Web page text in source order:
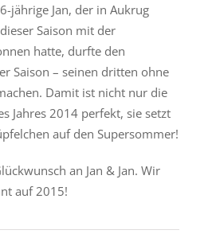
jährige Jan, der in Aukrug
Saison mit der
hatte, durfte den
Saison – seinen dritten ohne
Damit ist nicht nur die
Jahres 2014 perfekt, sie setzt
auf den Supersommer!
an Jan & Jan. Wir
auf 2015!